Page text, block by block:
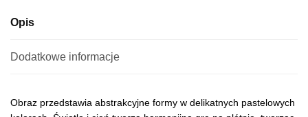
Opis
Dodatkowe informacje
Obraz przedstawia abstrakcyjne formy w delikatnych pastelowych